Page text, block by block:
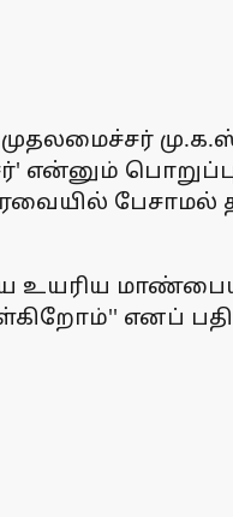
என்னும்
பேசாமல்
உயரிய
எனப்